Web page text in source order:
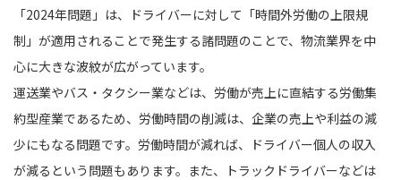
「2024年問題」は、ドライバーに対して「時間外労働の上限規
制」が適用されることで発生する諸問題のことで、物流業界を中
心に大きな波紋が広がっています。
運送業やバス・タクシー業などは、労働が売上に直結する労働集
約型産業であるため、労働時間の削減は、企業の売上や利益の減
少にもなる問題です。労働時間が減れば、ドライバー個人の収入
が減るという問題もあります。また、トラックドライバーなどは